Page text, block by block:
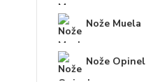
Nože Muela
Nože Opinel